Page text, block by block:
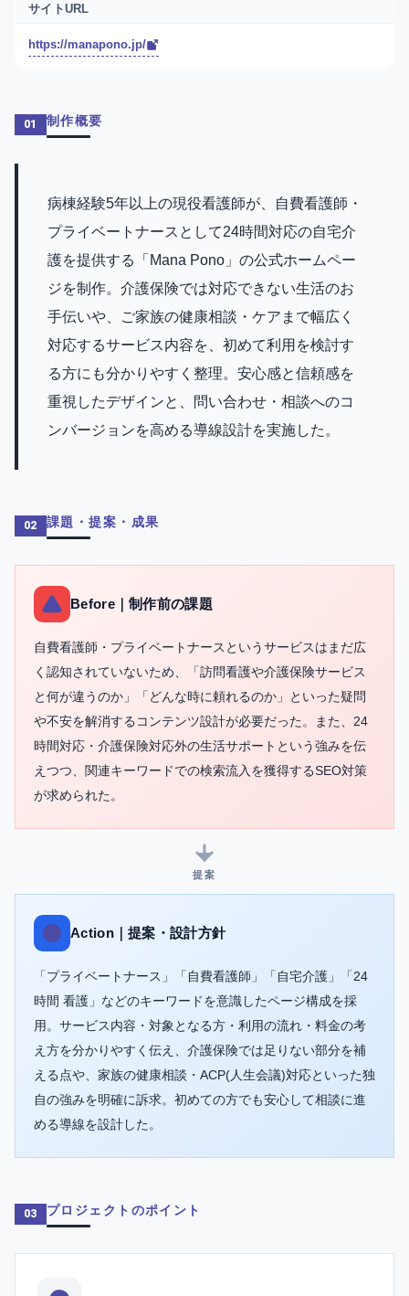
サイトURL
https://manapono.jp/
01 制作概要
病棟経験5年以上の現役看護師が、自費看護師・
プライベートナースとして24時間対応の自宅介
護を提供する「Mana Pono」の公式ホームペー
ジを制作。介護保険では対応できない生活のお
手伝いや、ご家族の健康相談・ケアまで幅広く
対応するサービス内容を、初めて利用を検討す
る方にも分かりやすく整理。安心感と信頼感を
重視したデザインと、問い合わせ・相談へのコ
ンバージョンを高める導線設計を実施した。
02 課題・提案・成果
Before｜制作前の課題
自費看護師・プライベートナースというサービスはまだ広
く認知されていないため、「訪問看護や介護保険サービス
と何が違うのか」「どんな時に頼れるのか」といった疑問
や不安を解消するコンテンツ設計が必要だった。また、24
時間対応・介護保険対応外の生活サポートという強みを伝
えつつ、関連キーワードでの検索流入を獲得するSEO対策
が求められた。
提案
Action｜提案・設計方針
「プライベートナース」「自費看護師」「自宅介護」「24
時間 看護」などのキーワードを意識したページ構成を採
用。サービス内容・対象となる方・利用の流れ・料金の考
え方を分かりやすく伝え、介護保険では足りない部分を補
える点や、家族の健康相談・ACP(人生会議)対応といった独
自の強みを明確に訴求。初めての方でも安心して相談に進
める導線を設計した。
03 プロジェクトのポイント